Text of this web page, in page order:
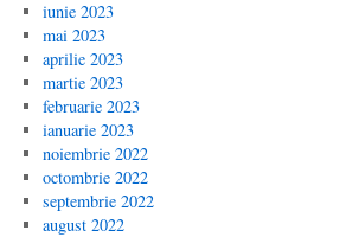
iunie 2023
mai 2023
aprilie 2023
martie 2023
februarie 2023
ianuarie 2023
noiembrie 2022
octombrie 2022
septembrie 2022
august 2022